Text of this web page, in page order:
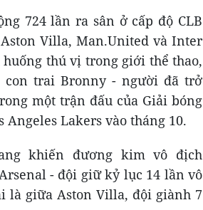
724 lần ra sân ở cấp độ CLB
Villa, Man.United và Inter
thú vị trong giới thể thao,
con trai Bronny - người đã trở
một trận đấu của Giải bóng
Lakers vào tháng 10.
khiến đương kim vô địch
- đội giữ kỷ lục 14 lần vô
là giữa Aston Villa, đội giành 7